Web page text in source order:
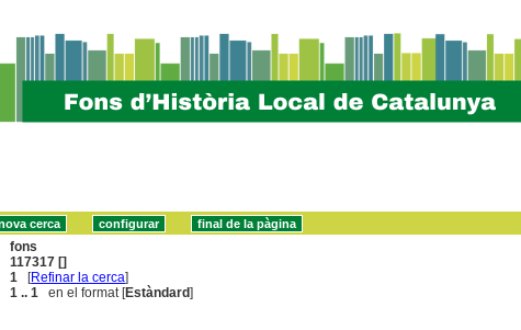
fons
117317 []
1 [Refinar la cerca]
1 .. 1 en el format [Estàndard]